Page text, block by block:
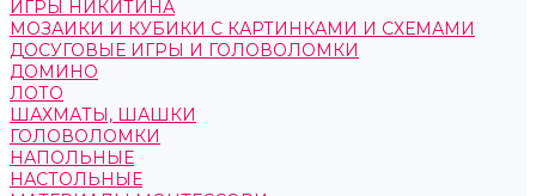
ИГРЫ НИКИТИНА
МОЗАИКИ И КУБИКИ С КАРТИНКАМИ И СХЕМАМИ
ДОСУГОВЫЕ ИГРЫ И ГОЛОВОЛОМКИ
ДОМИНО
ЛОТО
ШАХМАТЫ, ШАШКИ
ГОЛОВОЛОМКИ
НАПОЛЬНЫЕ
НАСТОЛЬНЫЕ